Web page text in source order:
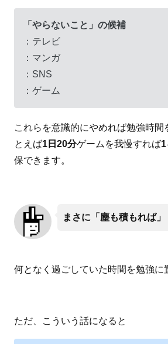
「やらないこと」の候補
：テレビ
：マンガ
：SNS
：ゲーム
これらを意識的にやめれば勉強時間
とえば1日20分ゲームを我慢すれば
保できます。
まさに「塵も積もれば」
何となく過ごしていた時間を勉強に
ただ、こういう話になると